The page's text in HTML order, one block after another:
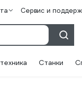
Сервис и
Станки